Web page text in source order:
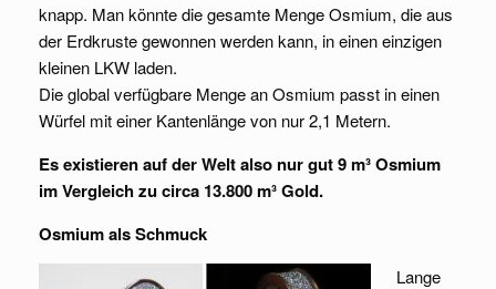
knapp. Man könnte die gesamte Menge Osmium, die aus
der Erdkruste gewonnen werden kann, in einen einzigen
kleinen LKW laden.
Die global verfügbare Menge an Osmium passt in einen
Würfel mit einer Kantenlänge von nur 2,1 Metern.
Es existieren auf der Welt also nur gut 9 m³ Osmium
im Vergleich zu circa 13.800 m³ Gold.
Osmium als Schmuck
Lange